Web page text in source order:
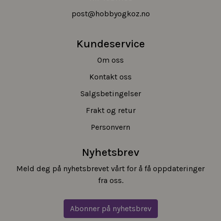
post@hobbyogkoz.no
Kundeservice
Om oss
Kontakt oss
Salgsbetingelser
Frakt og retur
Personvern
Nyhetsbrev
Meld deg på nyhetsbrevet vårt for å få oppdateringer
fra oss.
Abonner på nyhetsbrev